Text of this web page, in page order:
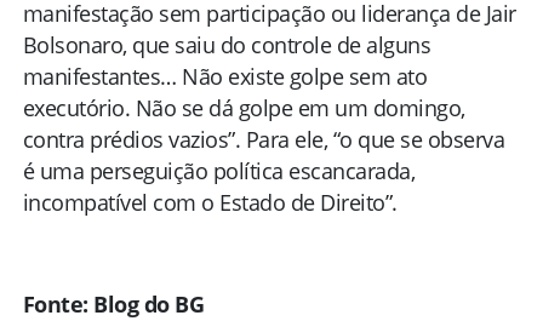
manifestação sem participação ou liderança de Jair
Bolsonaro, que saiu do controle de alguns
manifestantes… Não existe golpe sem ato
executório. Não se dá golpe em um domingo,
contra prédios vazios”. Para ele, “o que se observa
é uma perseguição política escancarada,
incompatível com o Estado de Direito”.
Fonte: Blog do BG